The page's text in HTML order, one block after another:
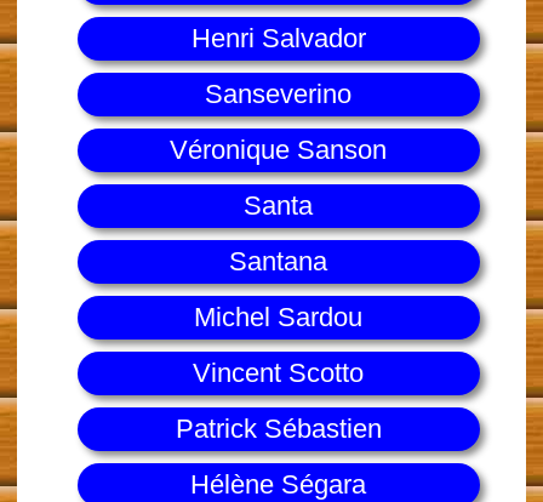
Henri Salvador
Sanseverino
Véronique Sanson
Santa
Santana
Michel Sardou
Vincent Scotto
Patrick Sébastien
Hélène Ségara